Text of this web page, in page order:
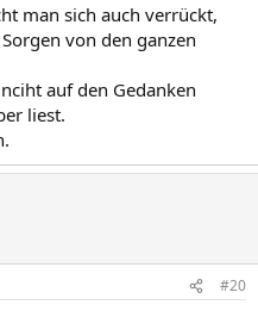
man sich auch verrückt,
von den ganzen
auf den Gedanken
liest.
#20